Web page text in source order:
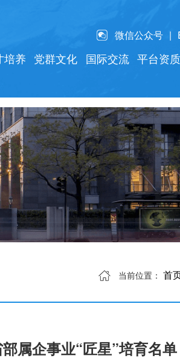
微信公众号
培养 党群文化 国际交流 平台资质
当前位置： 首
属企事业“匠星”培育名单